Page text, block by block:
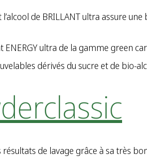
de BRILLANT ultra assure
ultra de la gamme green
dérivés du sucre et de bio-
de lavage grâce à sa très